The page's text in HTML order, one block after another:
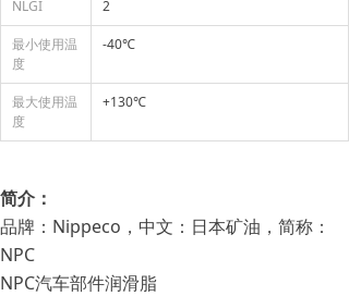
简介：
品牌：Nippeco，中文：日本矿油，简称：
NPC
NPC汽车部件润滑脂
NLGI 2
最小使用温
度
-40℃
最大使用温
度
+130℃